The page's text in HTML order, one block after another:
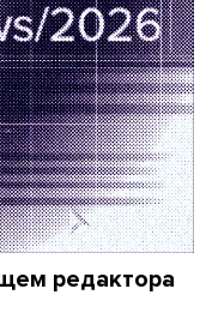
редактора